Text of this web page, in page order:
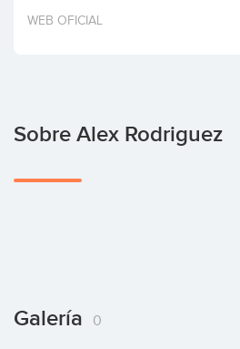
Invertir
WEB OFICIAL
Sobre Alex Rodriguez
Galería 0